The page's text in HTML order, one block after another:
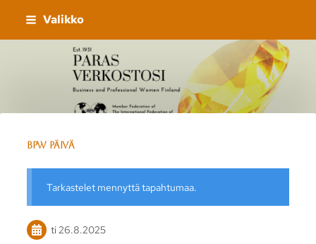
Siirry
sivun
sisältöön
Valikko
Sivuston etusivulle
BPW Päivä
Tarkastelet mennyttä tapahtumaa.
ti 26.8.2025